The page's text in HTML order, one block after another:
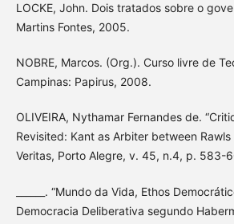
LOCKE, John. Dois tratados sobre o
Martins Fontes, 2005.
NOBRE, Marcos. (Org.). Curso livre de
Campinas: Papirus, 2008.
OLIVEIRA, Nythamar Fernandes de.
Revisited: Kant as Arbiter between Rawls
Veritas, Porto Alegre, v. 45, n.4, p. 583-
______. “Mundo da Vida, Ethos
Democracia Deliberativa segundo